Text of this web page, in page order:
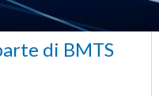
di BMTS